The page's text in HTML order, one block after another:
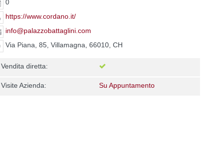
0
https://www.cordano.it/
info@palazzobattaglini.com
Via Piana, 85, Villamagna, 66010, CH
Vendita diretta:
Visite Azienda: Su Appuntamento